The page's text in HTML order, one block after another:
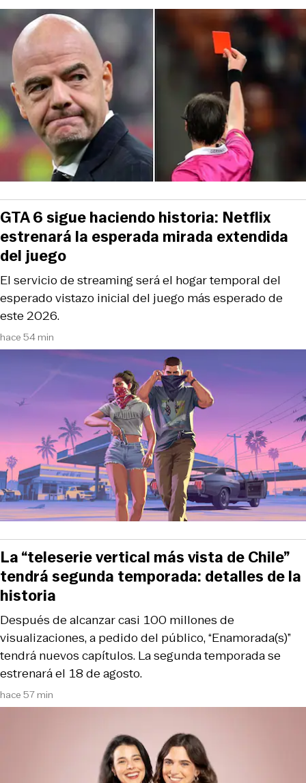
hace 54 min
El servicio de streaming será el hogar temporal del
esperado vistazo inicial del juego más esperado de
este 2026.
GTA 6 sigue haciendo historia: Netflix
estrenará la esperada mirada extendida
del juego
hace 57 min
Después de alcanzar casi 100 millones de
visualizaciones, a pedido del público, “Enamorada(s)”
tendrá nuevos capítulos. La segunda temporada se
estrenará el 18 de agosto.
La “teleserie vertical más vista de Chile”
tendrá segunda temporada: detalles de la
historia